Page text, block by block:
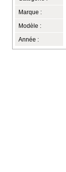
Marque :
Modèle :
Année :